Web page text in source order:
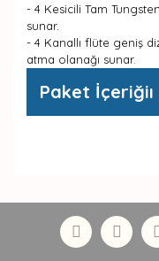
- 4 Kesicili Tam
sunar.
- 4 Kanallı flüte geniş
atma olanağı sunar.
Paket İçeriğiı
formunu kullanarak
Görüş ve